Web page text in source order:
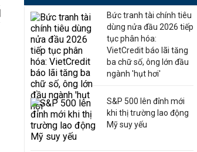
Bức tranh tài chính tiêu
dùng nửa đầu 2026 tiếp
tục phân hóa:
VietCredit báo lãi tăng
ba chữ số, ông lớn đầu
ngành 'hụt hơi'
S&P 500 lên đỉnh mới
khi thị trường lao động
Mỹ suy yếu